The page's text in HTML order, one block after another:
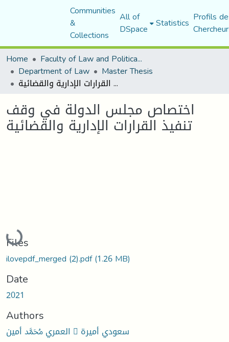
Communities
&
Collections
All of
DSpace Statistics Profils
Home
Faculty of Law and Political Science
Department of Law Master Thesis
اختصاص مجلس الدولة في وقف تنفیذ القرارات الإداریة والقضائیة
اختصاص مجلس الدولة في وقف
تنفیذ القرارات الإداریة والقضائیة
Loading...
Files
ilovepdf_merged (2).pdf(1.26 MB)
Date
2021
Authors
العمري ﷴ أمین  سعودي أمیرة